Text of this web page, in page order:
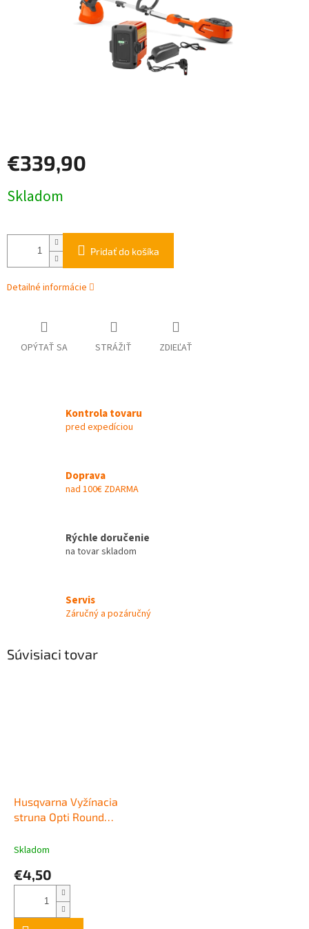
€339,90
cena:
Skladom
Pridať do košíka
Detailné informácie
OPÝTAŤ SA STRÁŽIŤ ZDIEĽAŤ
Kontrola tovaru
pred expedíciou
Doprava
nad 100€ ZDARMA
Rýchle doručenie
na tovar skladom
Servis
Záručný a pozáručný
Súvisiaci tovar
Husqvarna Vyžínacia
struna Opti Round
Skladom
€4,50